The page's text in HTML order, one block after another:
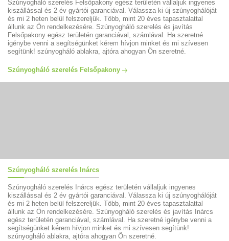
Szúnyogháló szerelés Felsőpakony egész területén vállaljuk ingyenes
kiszállással és 2 év gyártói garanciával. Válassza ki új szúnyoghálóját
és mi 2 heten belül felszereljük. Több, mint 20 éves tapasztalattal
állunk az Ön rendelkezésére. Szúnyogháló szerelés és javítás
Felsőpakony egész területén garanciával, számlával. Ha szeretné
igénybe venni a segítségünket kérem hívjon minket és mi szívesen
segítünk! szúnyogháló ablakra, ajtóra ahogyan Ön szeretné.
Szúnyogháló szerelés Felsőpakony
Szúnyogháló szerelés Inárcs
Szúnyogháló szerelés Inárcs egész területén vállaljuk ingyenes
kiszállással és 2 év gyártói garanciával. Válassza ki új szúnyoghálóját
és mi 2 heten belül felszereljük. Több, mint 20 éves tapasztalattal
állunk az Ön rendelkezésére. Szúnyogháló szerelés és javítás Inárcs
egész területén garanciával, számlával. Ha szeretné igénybe venni a
segítségünket kérem hívjon minket és mi szívesen segítünk!
szúnyogháló ablakra, ajtóra ahogyan Ön szeretné.